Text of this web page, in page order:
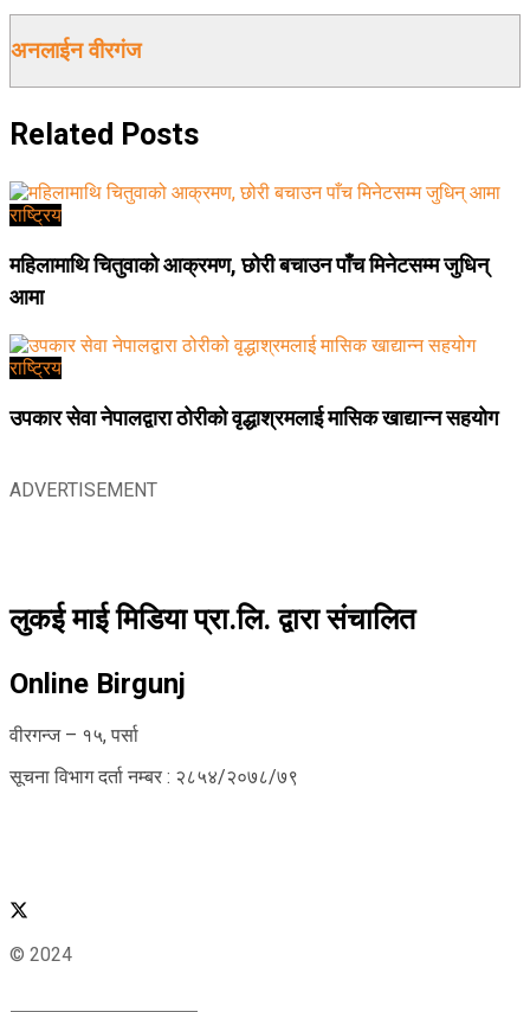
अनलाईन वीरगंज
Related Posts
राष्ट्रिय
महिलामाथि चितुवाको आक्रमण, छोरी बचाउन पाँच मिनेटसम्म जुधिन्
आमा
राष्ट्रिय
उपकार सेवा नेपालद्वारा ठोरीको वृद्धाश्रमलाई मासिक खाद्यान्न सहयोग
ADVERTISEMENT
लुकई माई मिडिया प्रा.लि. द्वारा संचालित
Online Birgunj
वीरगन्ज – १५, पर्सा
सूचना विभाग दर्ता नम्बर : २८५४/२०७८/७९
© 2024